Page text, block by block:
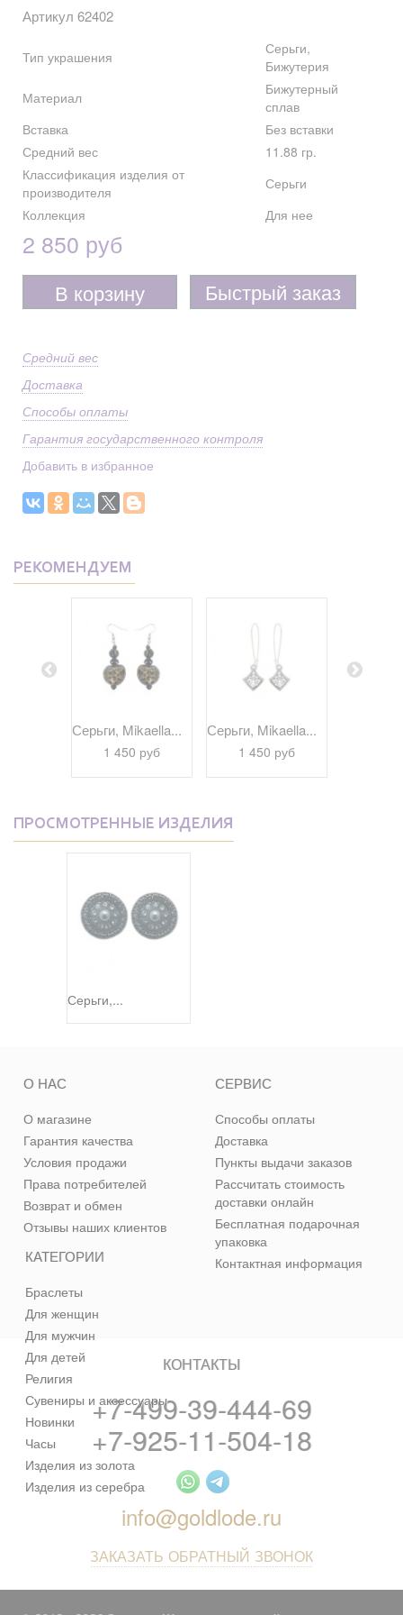
Артикул 62402
Тип украшения
Серьги,
Бижутерия
Материал
Бижутерный
сплав
Вставка
Без вставки
Средний вес
11.88 гр.
Классификация изделия от
производителя
Серьги
Коллекция
Для нее
2 850 руб
В корзину Быстрый заказ
Средний вес
Доставка
Способы оплаты
Гарантия государственного контроля
Добавить в избранное
РЕКОМЕНДУЕМ
Серьги, Mikaella...
1 450 руб
Серьги, Mikaella...
1 450 руб
ПРОСМОТРЕННЫЕ ИЗДЕЛИЯ
Серьги,...
КАТЕГОРИИ
Браслеты
Для женщин
Для мужчин
Для детей
Религия
Сувениры и аксессуары
Новинки
Часы
Изделия из золота
Изделия из серебра
О НАС
О магазине
Гарантия качества
Условия продажи
Права потребителей
Возврат и обмен
Отзывы наших клиентов
СЕРВИС
Способы оплаты
Доставка
Пункты выдачи заказов
Рассчитать стоимость
доставки онлайн
Бесплатная подарочная
упаковка
Контактная информация
КОНТАКТЫ
+7-499-39-444-69
+7-925-11-504-18
info@goldlode.ru
ЗАКАЗАТЬ ОБРАТНЫЙ ЗВОНОК